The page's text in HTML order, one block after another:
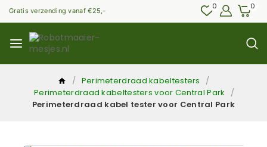
Gratis verzending vanaf €25,- 0 0
/ Perimeterdraad kabeltesters
/
Perimeterdraad kabeltesters voor Central Park
/
Perimeterdraad kabel tester voor Central Park